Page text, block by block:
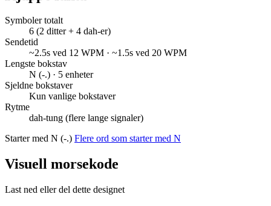
Symboler totalt
6 (2 ditter + 4 dah-er)
Sendetid
~2.5s ved 12 WPM · ~1.5s ved 20 WPM
Lengste bokstav
N (-.) · 5 enheter
Sjeldne bokstaver
Kun vanlige bokstaver
Rytme
dah-tung (flere lange signaler)
Starter med N (-.) Flere ord som starter med N
Visuell morsekode
Last ned eller del dette designet